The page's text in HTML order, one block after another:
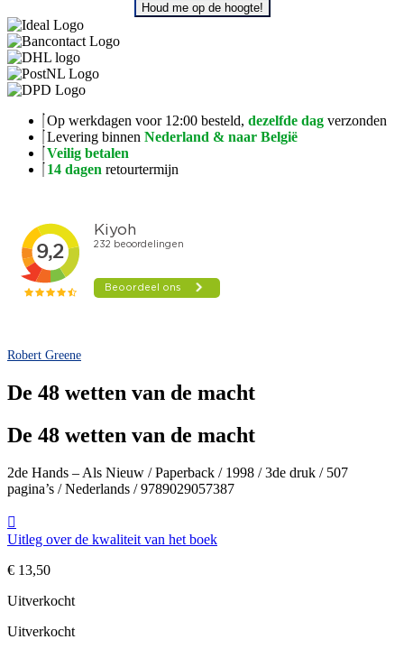
Houd me op de hoogte!
Op werkdagen voor 12:00 besteld, dezelfde dag verzonden
Levering binnen Nederland & naar België
Veilig betalen
14 dagen retourtermijn
Robert Greene
De 48 wetten van de macht
De 48 wetten van de macht
2de Hands – Als Nieuw / Paperback / 1998 / 3de druk / 507
pagina’s / Nederlands / 9789029057387
Uitleg over de kwaliteit van het boek
€ 13,50
Uitverkocht
Uitverkocht